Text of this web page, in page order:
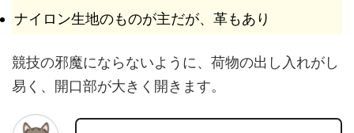
ナイロン生地のものが主だが、革もあり
競技の邪魔にならないように、荷物の出し入れがし
易く、開口部が大きく開きます。